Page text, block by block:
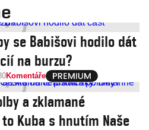
se Babišovi hodilo dát
na burzu?
Komentáře
a zklamané
Kuba s hnutím Naše